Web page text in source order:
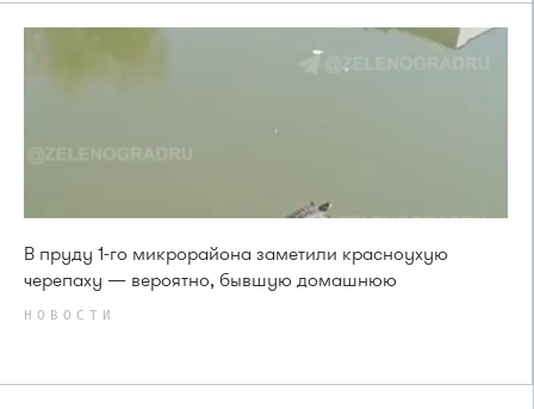
В пруду 1-го микрорайона заметили красноухую
черепаху — вероятно, бывшую домашнюю
НОВОСТИ